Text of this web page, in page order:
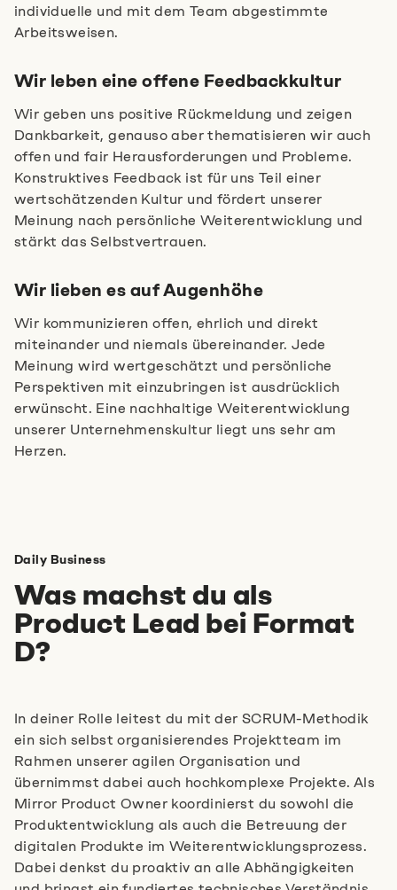
individuelle und mit dem Team abgestimmte
Arbeitsweisen.
Wir leben eine offene Feedbackkultur
Wir geben uns positive Rückmeldung und zeigen
Dankbarkeit, genauso aber thematisieren wir auch
offen und fair Herausforderungen und Probleme.
Konstruktives Feedback ist für uns Teil einer
wertschätzenden Kultur und fördert unserer
Meinung nach persönliche Weiterentwicklung und
stärkt das Selbstvertrauen.
Wir lieben es auf Augenhöhe
Wir kommunizieren offen, ehrlich und direkt
miteinander und niemals übereinander. Jede
Meinung wird wertgeschätzt und persönliche
Perspektiven mit einzubringen ist ausdrücklich
erwünscht. Eine nachhaltige Weiterentwicklung
unserer Unternehmenskultur liegt uns sehr am
Herzen.
Daily Business
Was machst du als
Product Lead bei Format
D?
In deiner Rolle leitest du mit der SCRUM-Methodik
ein sich selbst organisierendes Projektteam im
Rahmen unserer agilen Organisation und
übernimmst dabei auch hochkomplexe Projekte. Als
Mirror Product Owner koordinierst du sowohl die
Produktentwicklung als auch die Betreuung der
digitalen Produkte im Weiterentwicklungsprozess.
Dabei denkst du proaktiv an alle Abhängigkeiten